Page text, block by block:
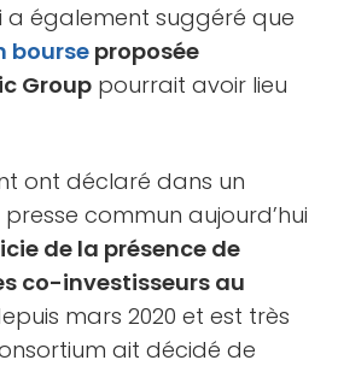
a également suggéré que
bourse proposée
Group pourrait avoir lieu
ont déclaré dans un
commun aujourd’hui
de la présence de
co-investisseurs au
mars 2020 et est très
ait décidé de